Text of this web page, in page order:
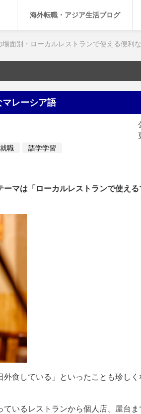
海外転職・アジア生活ブログ
場面別・ローカルレストランで使える便利
レーシア語
職 語学学習
ーマは「ローカルレストランで使える
食している」といったことも珍し
いるレストランから個人店、屋台ま